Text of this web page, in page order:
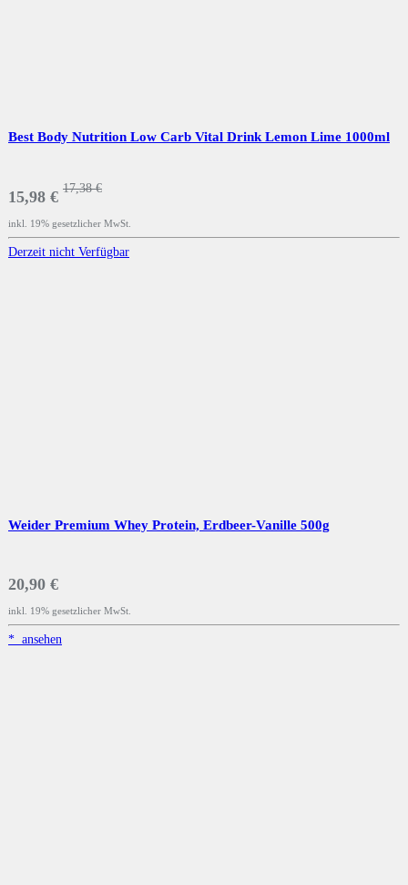
Best Body Nutrition Low Carb Vital Drink Lemon Lime 1000ml
15,98 € 17,38 €
inkl. 19% gesetzlicher MwSt.
Derzeit nicht Verfügbar
Weider Premium Whey Protein, Erdbeer-Vanille 500g
20,90 €
inkl. 19% gesetzlicher MwSt.
* ansehen